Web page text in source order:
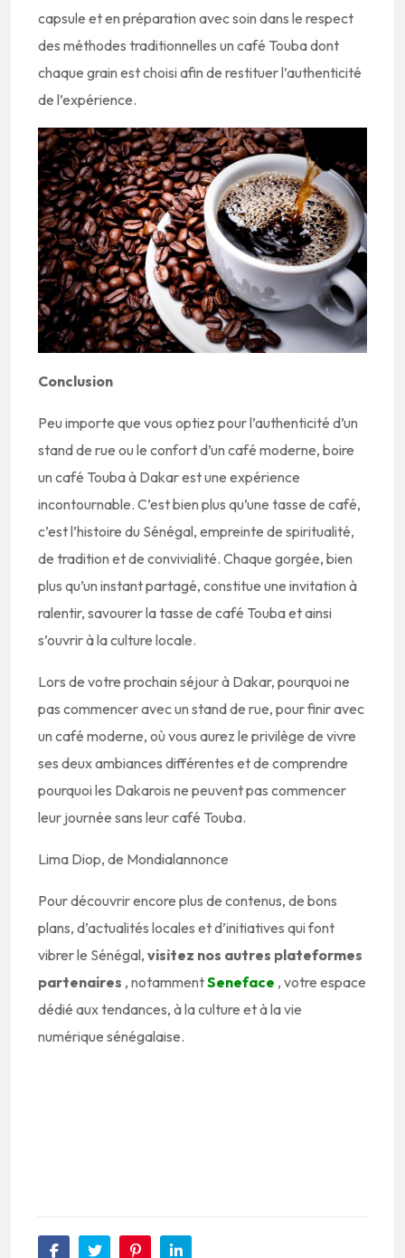
capsule et en préparation avec soin dans le respect
des méthodes traditionnelles un café Touba dont
chaque grain est choisi afin de restituer l’authenticité
de l’expérience.
Conclusion
Peu importe que vous optiez pour l’authenticité d’un
stand de rue ou le confort d’un café moderne, boire
un café Touba à Dakar est une expérience
incontournable. C’est bien plus qu’une tasse de café,
c’est l’histoire du Sénégal, empreinte de spiritualité,
de tradition et de convivialité. Chaque gorgée, bien
plus qu’un instant partagé, constitue une invitation à
ralentir, savourer la tasse de café Touba et ainsi
s’ouvrir à la culture locale.
Lors de votre prochain séjour à Dakar, pourquoi ne
pas commencer avec un stand de rue, pour finir avec
un café moderne, où vous aurez le privilège de vivre
ses deux ambiances différentes et de comprendre
pourquoi les Dakarois ne peuvent pas commencer
leur journée sans leur café Touba.
Lima Diop, de Mondialannonce
Pour découvrir encore plus de contenus, de bons
plans, d’actualités locales et d’initiatives qui font
vibrer le Sénégal, visitez nos autres plateformes
partenaires , notammentSeneface , votre espace
dédié aux tendances, à la culture et à la vie
numérique sénégalaise.